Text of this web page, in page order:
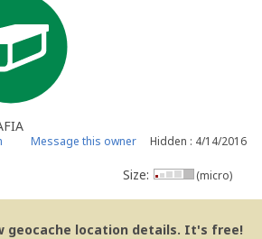
Message this owner Hidden : 4/14/2016
Size: (micro)
geocache location details. It's free!